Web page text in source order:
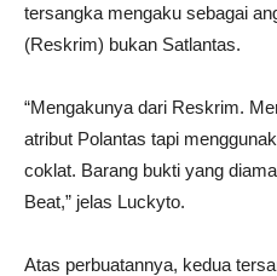
tersangka mengaku sebagai
(Reskrim) bukan Satlantas.
“Mengakunya dari Reskrim.
atribut Polantas tapi
coklat. Barang bukti yang
Beat,” jelas Luckyto.
Atas perbuatannya, kedua